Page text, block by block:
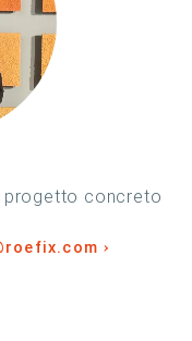
progetto concreto